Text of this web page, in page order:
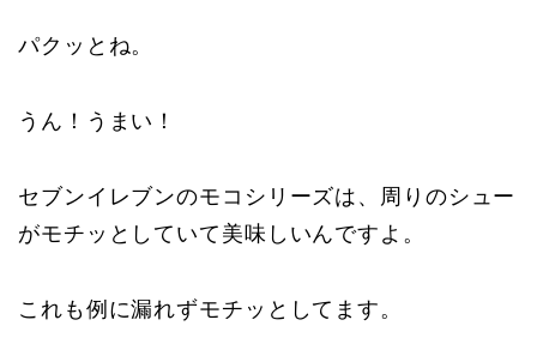
パクッとね。
うん！うまい！
セブンイレブンのモコシリーズは、周りのシュー
がモチッとしていて美味しいんですよ。
これも例に漏れずモチッとしてます。